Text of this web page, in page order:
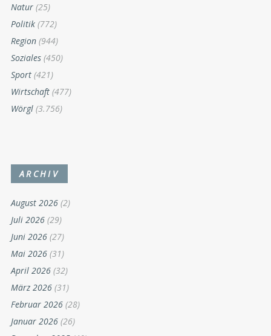
Natur (25)
Politik (772)
Region (944)
Soziales (450)
Sport (421)
Wirtschaft (477)
Wörgl (3.756)
ARCHIV
August 2026 (2)
Juli 2026 (29)
Juni 2026 (27)
Mai 2026 (31)
April 2026 (32)
März 2026 (31)
Februar 2026 (28)
Januar 2026 (26)